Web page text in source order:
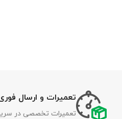
تعمیرات و ارسال
تعمیرات تخصصی در